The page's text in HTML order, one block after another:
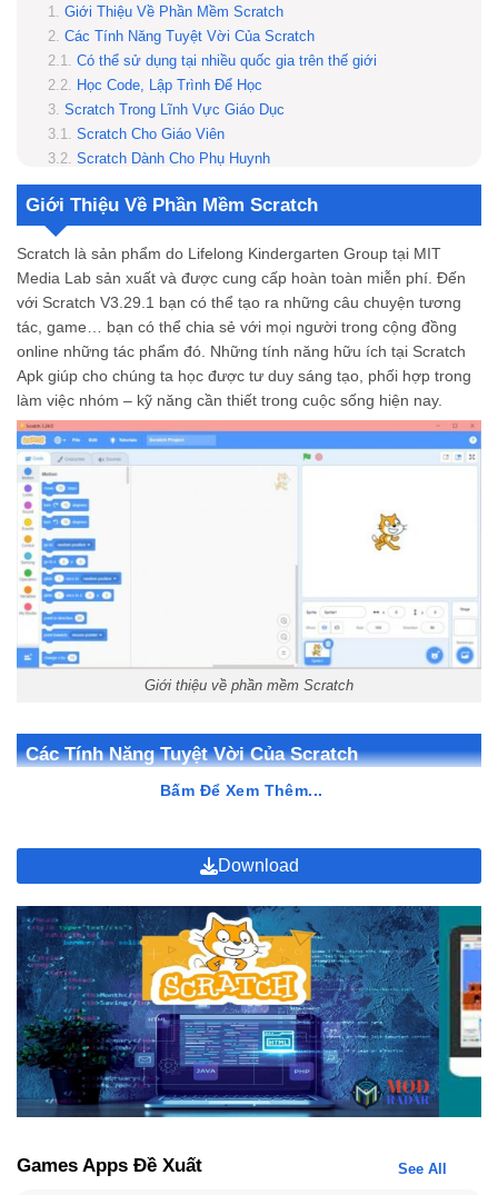
Giới Thiệu Về Phần Mềm Scratch
Các Tính Năng Tuyệt Vời Của Scratch
Có thể sử dụng tại nhiều quốc gia trên thế giới
Học Code, Lập Trình Để Học
Scratch Trong Lĩnh Vực Giáo Dục
Scratch Cho Giáo Viên
Scratch Dành Cho Phụ Huynh
Cộng Đồng Người Dùng Scratch Trên Toàn Thế Giới
Hướng Dẫn Cách Tải Scratch Chi Tiết
Tải Scratch V3.29.1 Apk Miễn Phí Mới Nhất 2024 Tại Modradar
Tải ứng dụng tại Modradar an toàn không?
Tải Scratch có mất phí không?
Ứng dụng Scratch sử dụng trong lĩnh vực gì?
Giới Thiệu Về Phần Mềm Scratch
Scratch là sản phẩm do Lifelong Kindergarten Group tại MIT
Media Lab sản xuất và được cung cấp hoàn toàn miễn phí. Đến
với Scratch V3.29.1 bạn có thể tạo ra những câu chuyện tương
tác, game… bạn có thể chia sẻ với mọi người trong cộng đồng
online những tác phẩm đó. Những tính năng hữu ích tại Scratch
Apk giúp cho chúng ta học được tư duy sáng tạo, phối hợp trong
làm việc nhóm – kỹ năng cần thiết trong cuộc sống hiện nay.
Giới thiệu về phần mềm Scratch
Các Tính Năng Tuyệt Vời Của Scratch
Scratch Apk có thể sử dụng trong mọi lĩnh vực từ giáo dục cho
đến gia đình, thư viện, bảo tàng. Tại Scratch Apk hàng triệu người
Bấm Để Xem Thêm...
Download
Games Apps Đề Xuất See All